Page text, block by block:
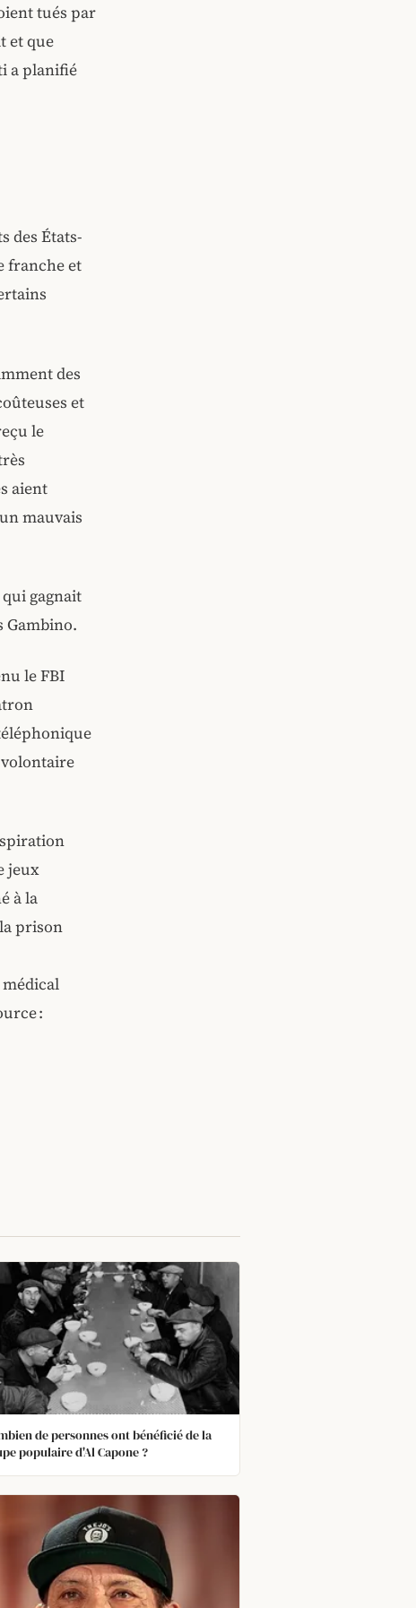
tués par
et que
a planifié
des États-
franche et
des
et
le
aient
mauvais
gagnait
Gambino.
le FBI
jeux
à la
prison
médical
:
de personnes ont bénéficié de la
populaire d'Al Capone ?